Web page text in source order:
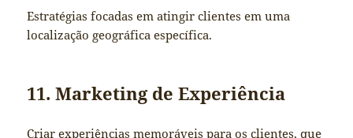
Estratégias focadas em atingir clientes em uma
localização geográfica específica.
11. Marketing de Experiência
Criar experiências memoráveis para os clientes, que